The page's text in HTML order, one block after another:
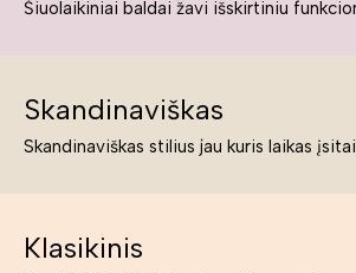
Skandinaviškas
Klasikinis